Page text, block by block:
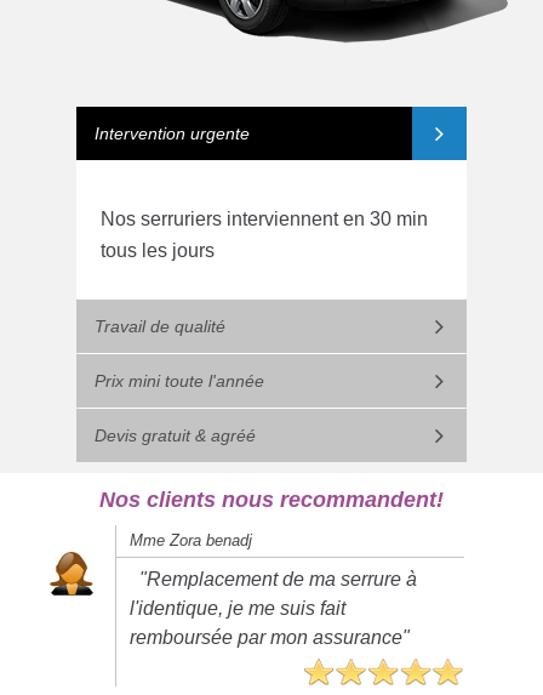
Intervention urgente
Nos serruriers interviennent en 30 min
tous les jours
Travail de qualité
Prix mini toute l'année
Devis gratuit & agréé
Nos clients nous recommandent!
Mme Zora benadj
"Remplacement de ma serrure à
l'identique, je me suis fait
remboursée par mon assurance"